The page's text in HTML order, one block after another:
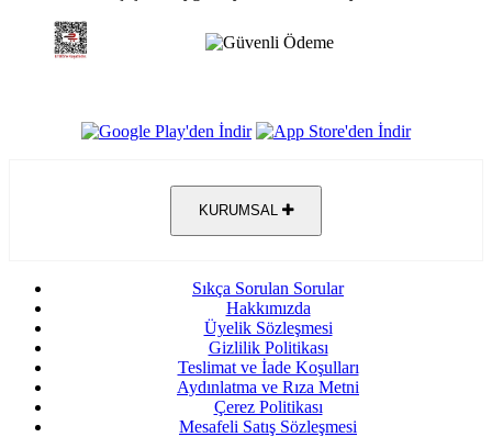
KURUMSAL
Sıkça Sorulan Sorular
Hakkımızda
Üyelik Sözleşmesi
Gizlilik Politikası
Teslimat ve İade Koşulları
Aydınlatma ve Rıza Metni
Çerez Politikası
Mesafeli Satış Sözleşmesi